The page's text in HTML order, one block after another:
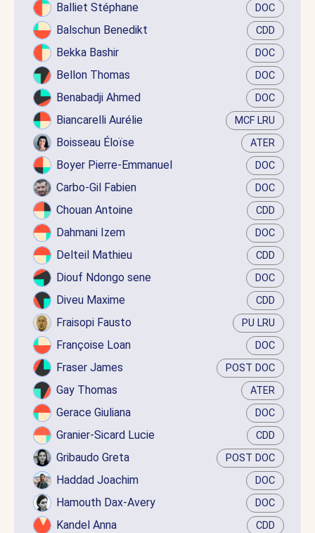
Balliet Stéphane DOC
Balschun Benedikt CDD
Bekka Bashir DOC
Bellon Thomas DOC
Benabadji Ahmed DOC
Biancarelli Aurélie MCF LRU
Boisseau Éloïse ATER
Boyer Pierre-Emmanuel DOC
Carbo-Gil Fabien DOC
Chouan Antoine CDD
Dahmani Izem DOC
Delteil Mathieu CDD
Diouf Ndongo sene DOC
Diveu Maxime CDD
Fraisopi Fausto PU LRU
Françoise Loan DOC
Fraser James POST DOC
Gay Thomas ATER
Gerace Giuliana DOC
Granier-Sicard Lucie CDD
Gribaudo Greta POST DOC
Haddad Joachim DOC
Hamouth Dax-Avery DOC
Kandel Anna CDD